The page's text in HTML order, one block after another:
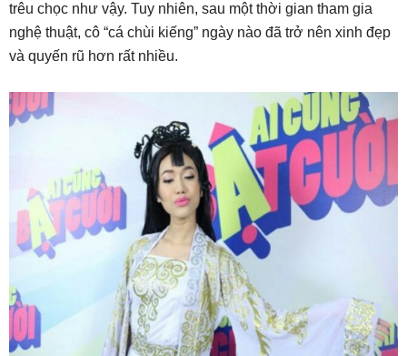
trêu chọc như vậy. Tuy nhiên, sau một thời gian tham gia
nghệ thuật, cô “cá chùi kiếng” ngày nào đã trở nên xinh đẹp
và quyến rũ hơn rất nhiều.